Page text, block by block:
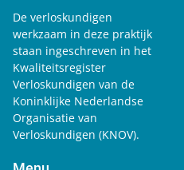
De verloskundigen
werkzaam in deze praktijk
staan ingeschreven in het
Kwaliteitsregister
Verloskundigen van de
Koninklijke Nederlandse
Organisatie van
Verloskundigen (KNOV).